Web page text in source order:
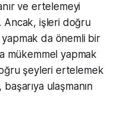
ve ertelemeyi
Ancak, işleri doğru
da önemli bir
mükemmel yapmak
şeyleri ertelemek
ulaşmanın